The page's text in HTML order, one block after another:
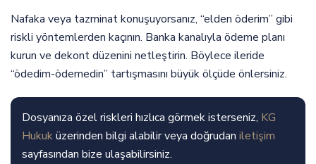
Nafaka veya tazminat konuşuyorsanız, “elden öderim” gibi
riskli yöntemlerden kaçının. Banka kanalıyla ödeme planı
kurun ve dekont düzenini netleştirin. Böylece ileride
“ödedim-ödemedin” tartışmasını büyük ölçüde önlersiniz.
Dosyanıza özel riskleri hızlıca görmek isterseniz, KG
Hukuküzerinden bilgi alabilir veya doğrudan iletişim
sayfasından bize ulaşabilirsiniz.